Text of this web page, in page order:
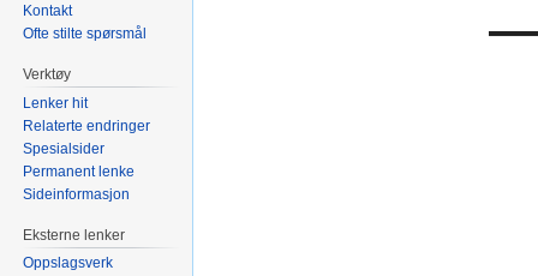
—
Kontakt
Ofte stilte spørsmål
Verktøy
Lenker hit
Relaterte endringer
Spesialsider
Permanent lenke
Sideinformasjon
Eksterne lenker
Oppslagsverk